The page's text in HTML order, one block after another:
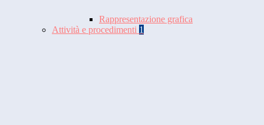
Rappresentazione grafica
Attività e procedimenti 1